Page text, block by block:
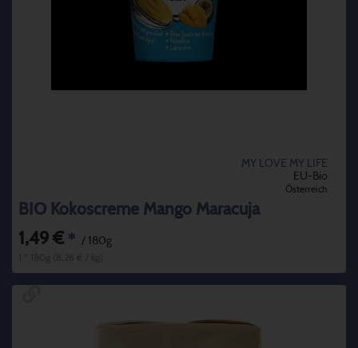
MY LOVE MY LIFE
EU-Bio
Österreich
BIO Kokoscreme Mango Maracuja
1,49 € * / 180g